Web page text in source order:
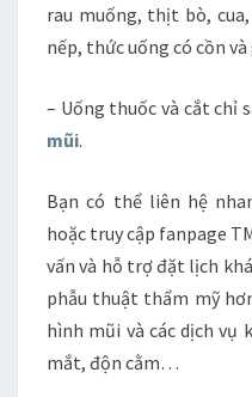
rau muống, thịt bò,
nếp, thức uống có cồn
– Uống thuốc và cắt chỉ
mũi.
Bạn có thể liên hệ
hoặc truy cập fanpage
vấn và hỗ trợ đặt lịch
phẫu thuật thẩm mỹ
hình mũi và các dịch vụ
mắt, độn cằm…